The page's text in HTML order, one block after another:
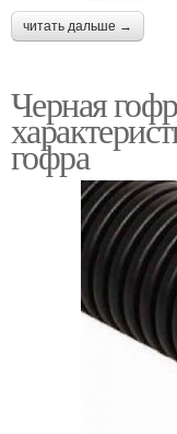
читать дальше →
Черная
гофра